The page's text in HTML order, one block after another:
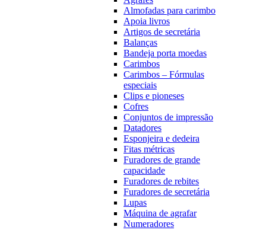
Almofadas para carimbo
Apoia livros
Artigos de secretária
Balanças
Bandeja porta moedas
Carimbos
Carimbos – Fórmulas
especiais
Clips e pioneses
Cofres
Conjuntos de impressão
Datadores
Esponjeira e dedeira
Fitas métricas
Furadores de grande
capacidade
Furadores de rebites
Furadores de secretária
Lupas
Máquina de agrafar
Numeradores